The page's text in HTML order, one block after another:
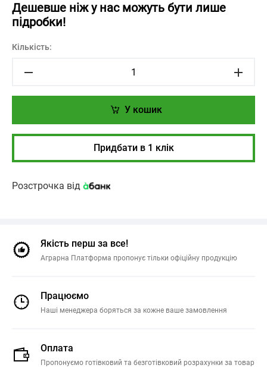
Дешевше ніж у нас можуть бути лише
підробки!
Кількість:
У кошик
Придбати в 1 клік
Розстрочка від
Якість перш за все!
Аграрна Платформа пропонує тільки офіційну продукцію
Працюємо
Наші менеджера боряться за кожне ваше замовлення
Оплата
Пропонуємо готівковий та безготівковий розрахунки за товар